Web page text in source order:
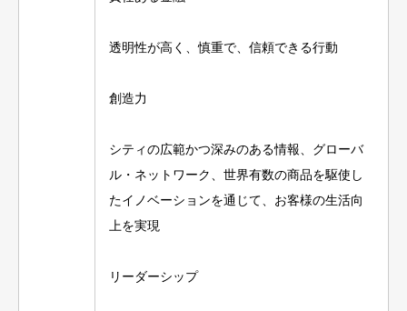
透明性が高く、慎重で、信頼できる行動
創造力
シティの広範かつ深みのある情報、グローバ
ル・ネットワーク、世界有数の商品を駆使し
たイノベーションを通じて、お客様の生活向
上を実現
リーダーシップ